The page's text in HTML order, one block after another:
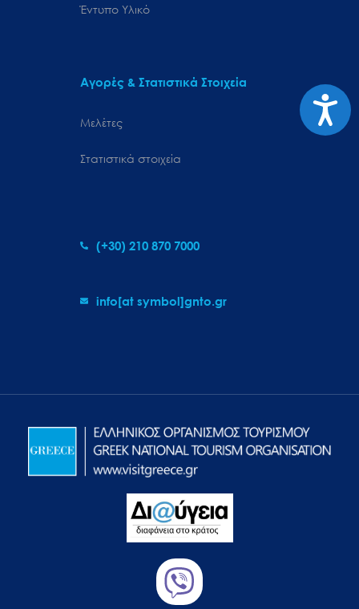
Έντυπο Υλικό
Αγορές & Στατιστικά Στοιχεία
Μελέτες
Στατιστικά στοιχεία
(+30) 210 870 7000
info[at symbol]gnto.gr